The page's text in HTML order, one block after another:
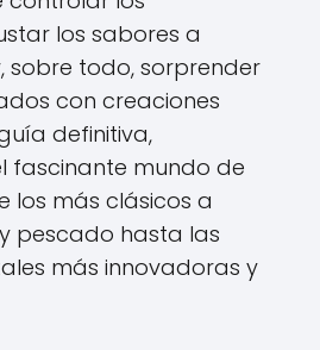
los sabores a
sobre todo, sorprender
con creaciones
definitiva,
fascinante mundo de
los más clásicos a
pescado hasta las
más innovadoras y